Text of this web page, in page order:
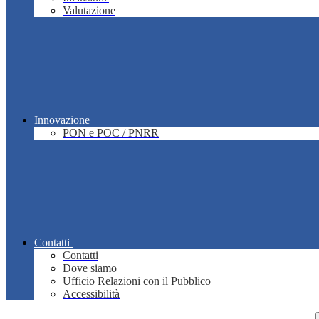
Valutazione
Innovazione
PON e POC / PNRR
Contatti
Contatti
Dove siamo
Ufficio Relazioni con il Pubblico
Accessibilità